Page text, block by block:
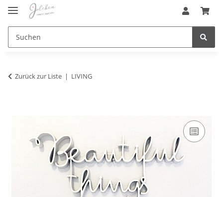
Zurück zur Liste LIVING